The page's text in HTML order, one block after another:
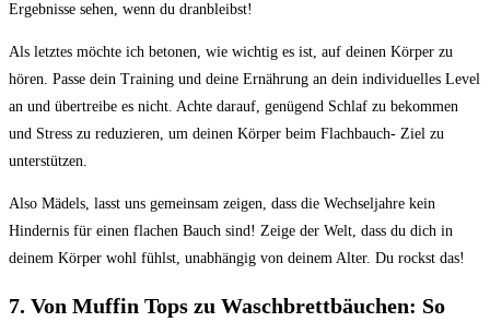
Ergebnisse sehen,‍ wenn du dranbleibst!
Als letztes möchte ich betonen, wie wichtig es ist,‍ auf‌ deinen Körper zu
hören. Passe dein Training und deine Ernährung an dein individuelles Level
⁤an und übertreibe​ es nicht. Achte ​darauf, genügend ⁤Schlaf zu bekommen
und‌ Stress zu reduzieren, um deinen Körper beim Flachbauch- Ziel zu
unterstützen.
Also Mädels, lasst uns gemeinsam zeigen, dass die‌ Wechseljahre ‌kein
Hindernis für einen flachen​ Bauch sind! Zeige ‍der Welt, dass du dich ⁣in
deinem Körper wohl fühlst, unabhängig ‍von⁤ deinem Alter. Du⁤ rockst das!
7. Von Muffin Tops zu Waschbrettbäuchen: So